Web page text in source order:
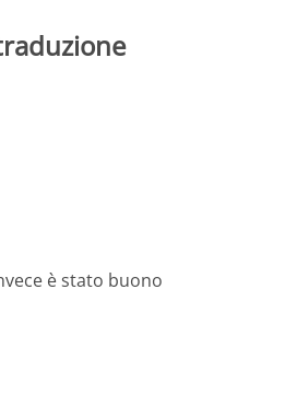
è stato buono